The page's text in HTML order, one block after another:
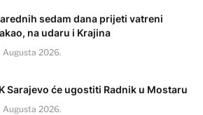
sedam dana prijeti vatreni
na udaru i Krajina
Augusta 2026.
Sarajevo će ugostiti Radnik u Mostaru
Augusta 2026.